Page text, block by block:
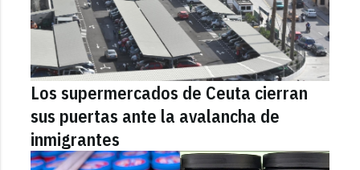
Los supermercados de Ceuta cierran
sus puertas ante la avalancha de
inmigrantes